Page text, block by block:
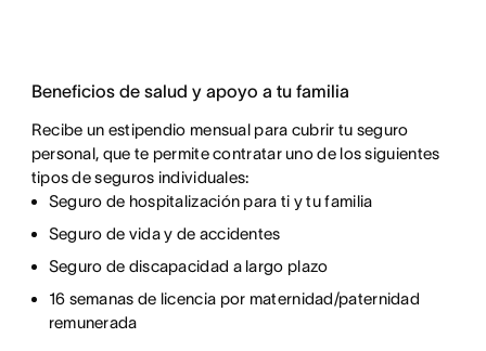
Beneficios de salud y apoyo a tu familia
Recibe un estipendio mensual para cubrir tu seguro
personal, que te permite contratar uno de los siguientes
tipos de seguros individuales:
Seguro de hospitalización para ti y tu familia
Seguro de vida y de accidentes
Seguro de discapacidad a largo plazo
16 semanas de licencia por maternidad/paternidad
remunerada